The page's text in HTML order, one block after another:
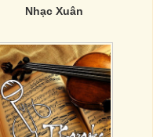
Nhạc Xuân